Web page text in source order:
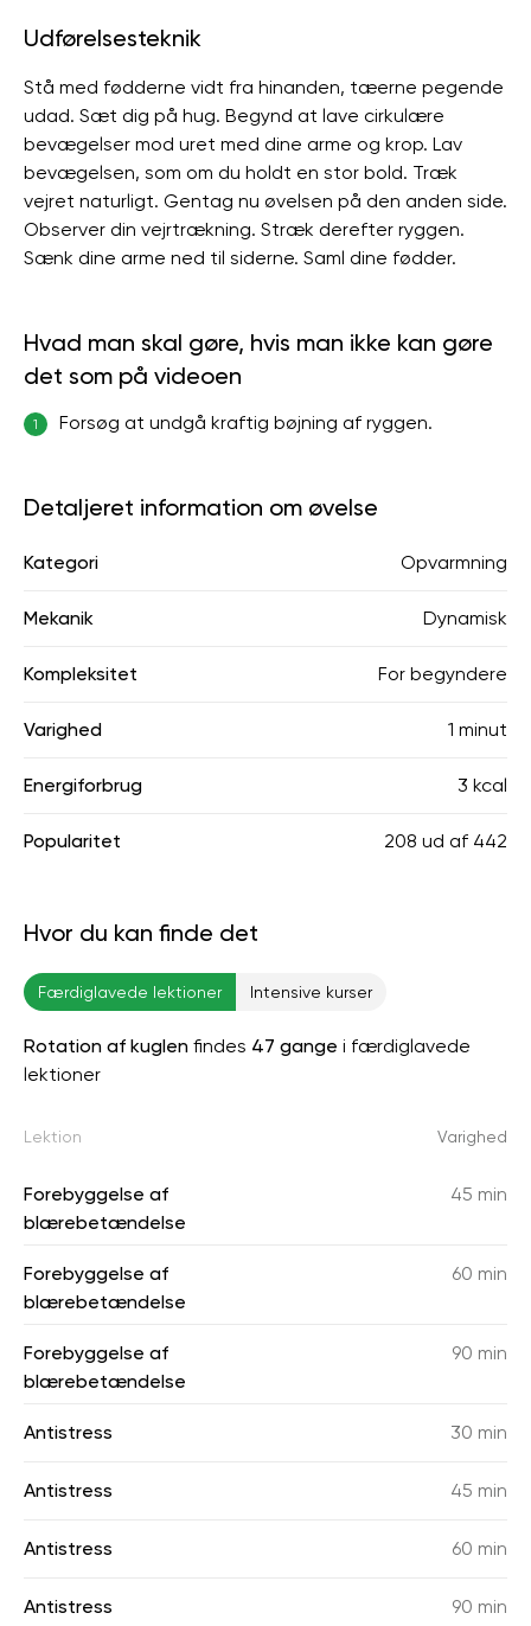
Udførelsesteknik
Stå med fødderne vidt fra hinanden, tæerne pegende
udad. Sæt dig på hug. Begynd at lave cirkulære
bevægelser mod uret med dine arme og krop. Lav
bevægelsen, som om du holdt en stor bold. Træk
vejret naturligt. Gentag nu øvelsen på den anden side.
Observer din vejrtrækning. Stræk derefter ryggen.
Sænk dine arme ned til siderne. Saml dine fødder.
Hvad man skal gøre, hvis man ikke kan gøre
det som på videoen
1 Forsøg at undgå kraftig bøjning af ryggen.
Detaljeret information om øvelse
Kategori Opvarmning
Mekanik Dynamisk
Kompleksitet For begyndere
Varighed 1 minut
Energiforbrug 3 kcal
Popularitet 208 ud af 442
Hvor du kan finde det
Færdiglavede lektioner Intensive kurser
Rotation af kuglen findes 47 gange i færdiglavede
lektioner
Lektion Varighed
Forebyggelse af
blærebetændelse
45 min
Forebyggelse af
blærebetændelse
60 min
Forebyggelse af
blærebetændelse
90 min
Antistress 30 min
Antistress 45 min
Antistress 60 min
Antistress 90 min